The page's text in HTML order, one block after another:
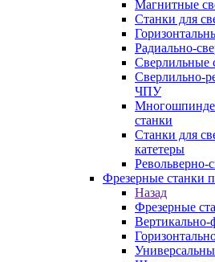
Магнитные
Станки для
Радиально-
Сверлильные
Сверлильно-
ЧПУ
станки
Станки для
катетеры
Револьверно-
Фрезерные станки
Назад
Фрезерные
Вертикально-